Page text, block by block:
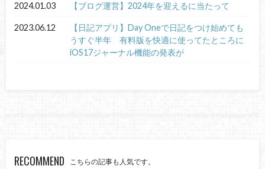
2024.01.03 【ブログ運営】2024年を迎えるに当たって
2023.06.12
【日記アプリ】Day Oneで日記をつけ始めても
うすぐ半年 有料版を快適に使ってたところに
iOS17ジャーナル機能の発表が
RECOMMEND こちらの記事も人気です。